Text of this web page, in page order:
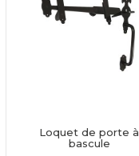
Loquet de porte à
bascule